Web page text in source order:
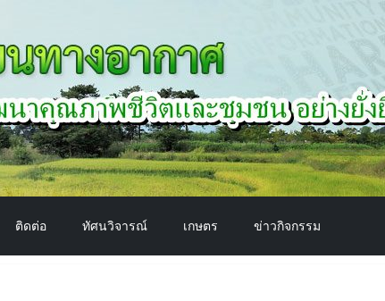
ติดต่อ ทัศนวิจารณ์ เกษตร ข่าวกิจกรรม